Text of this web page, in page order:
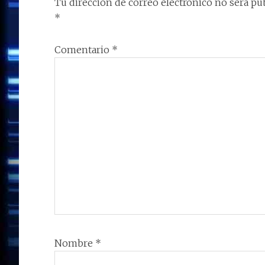
LECTORES
Tu dirección de correo electrónico no será
*
Comentario *
Nombre *